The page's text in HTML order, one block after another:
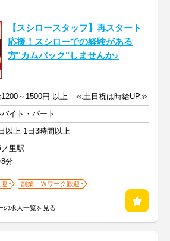
【スシロースタッフ】再スタート
応援！スシローでの経験がある
方"カムバック"しませんか♪
1200～1500円 以上 ≪土日祝は時給UP≫
イト・パート
以上 1日3時間以上
里駅
分
副業・Ｗワーク歓迎
の求人一覧を見る